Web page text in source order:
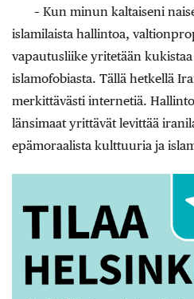
– Kun minun kaltaiseni
islamilaista hallintoa,
vapautusliike yritetään
islamofobiasta. Tällä hetkellä
merkittävästi internetiä.
länsimaat yrittävät levittää
epämoraalista kulttuuria ja